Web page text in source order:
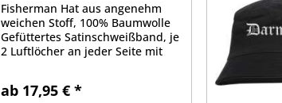
Fisherman Hat aus angenehm
weichen Stoff, 100% Baumwolle
Gefüttertes Satinschweißband, je
2 Luftlöcher an jeder Seite mit
S/M (ca. 56cm Kopfumfang) oder
ab 17,95 € *